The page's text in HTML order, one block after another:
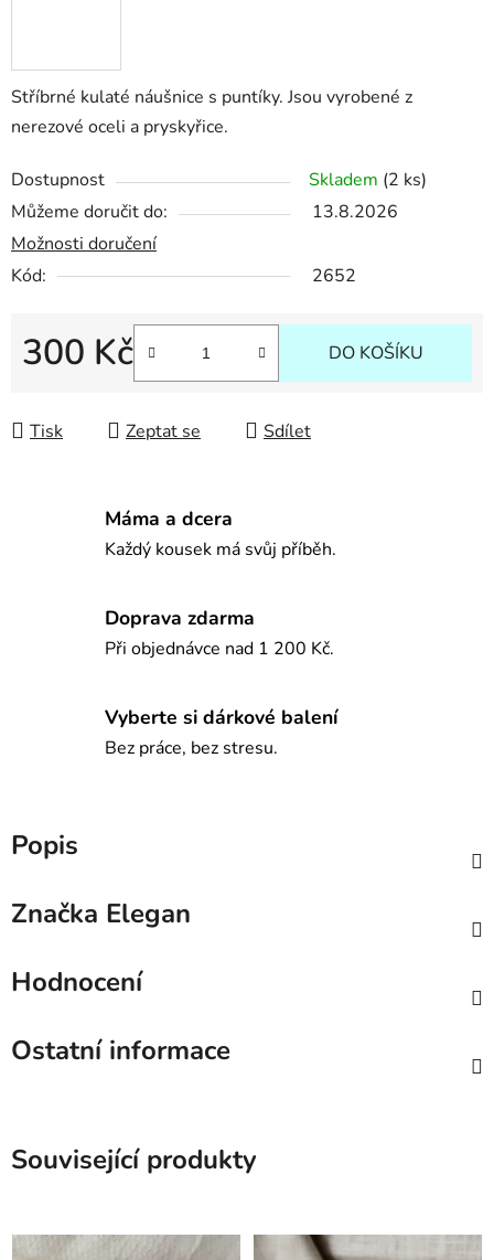
Stříbrné kulaté náušnice s puntíky. Jsou vyrobené z
nerezové oceli a pryskyřice.
Dostupnost Skladem (2 ks)
Můžeme doručit do:
13.8.2026
Možnosti doručení
Kód:
2652
300 Kč DO KOŠÍKU
Tisk Zeptat se Sdílet
Máma a dcera
Každý kousek má svůj příběh.
Doprava zdarma
Při objednávce nad 1 200 Kč.
Vyberte si dárkové balení
Bez práce, bez stresu.
Popis
Značka Elegan
Hodnocení
Ostatní informace
Související produkty